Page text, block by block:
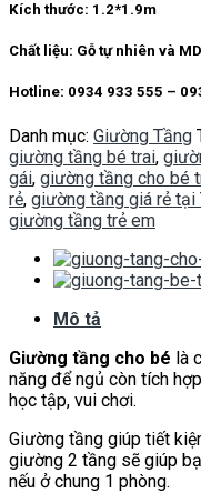
Kích thước: 1.2*1.9m
Chất liệu: Gỗ tự nhiên và
Hotline: 0934 933 555 –
Danh mục: Giường Tầng
giường tầng bé trai,
gái, giường tầng cho bé
rẻ, giường tầng giá rẻ tại
giường tầng trẻ em
Mô tả
Giường tầng cho bé là
năng để ngủ còn tích
học tập, vui chơi.
Giường tầng giúp tiết
giường 2 tầng sẽ giúp
nếu ở chung 1 phòng.